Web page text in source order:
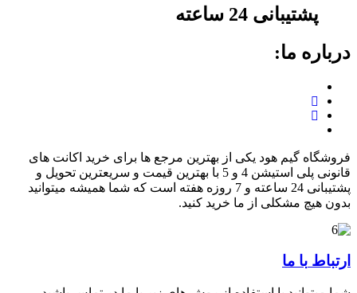
پشتیبانی 24 ساعته
درباره ما:
فروشگاه گیم هود یکی از بهترین مرجع ها برای خرید اکانت های
قانونی پلی استیشن 4 و 5 با بهترین قیمت و سریعترین تحویل و
پشتیبانی 24 ساعته و 7 روزه هفته است که شما همیشه میتوانید
بدون هیچ مشکلی از ما خرید کنید.
ارتباط با ما